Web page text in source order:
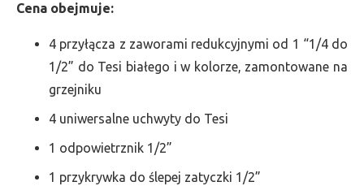
Cena obejmuje:
4 przyłącza z zaworami redukcyjnymi od 1 “1/4 do
1/2” do Tesi białego i w kolorze, zamontowane na
grzejniku
4 uniwersalne uchwyty do Tesi
1 odpowietrznik 1/2”
1 przykrywka do ślepej zatyczki 1/2”